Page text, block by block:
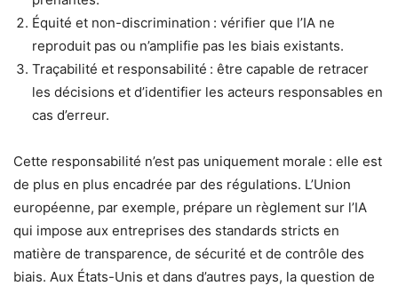
Équité et non-discrimination : vérifier que l’IA ne
reproduit pas ou n’amplifie pas les biais existants.
Traçabilité et responsabilité : être capable de retracer
les décisions et d’identifier les acteurs responsables en
cas d’erreur.
Cette responsabilité n’est pas uniquement morale : elle est
de plus en plus encadrée par des régulations. L’Union
européenne, par exemple, prépare un règlement sur l’IA
qui impose aux entreprises des standards stricts en
matière de transparence, de sécurité et de contrôle des
biais. Aux États-Unis et dans d’autres pays, la question de